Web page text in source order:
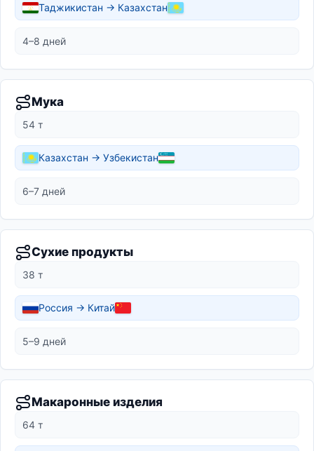
Таджикистан → Казахстан
4–8 дней
Мука
54 т
Казахстан → Узбекистан
6–7 дней
Сухие продукты
38 т
Россия → Китай
5–9 дней
Макаронные изделия
64 т